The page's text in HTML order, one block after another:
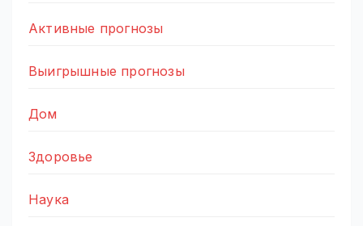
Активные прогнозы
Выигрышные прогнозы
Дом
Здоровье
Наука